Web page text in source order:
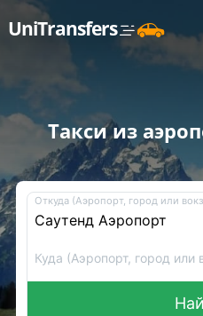
UniTransfers
Такси из
Откуда (Аэропорт, город или
Куда (Аэропорт, город или